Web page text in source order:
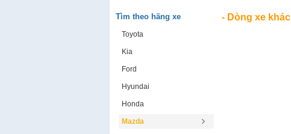
Tìm theo hãng xe
Toyota
Kia
Ford
Hyundai
Honda
Mazda
- Dòng xe khác